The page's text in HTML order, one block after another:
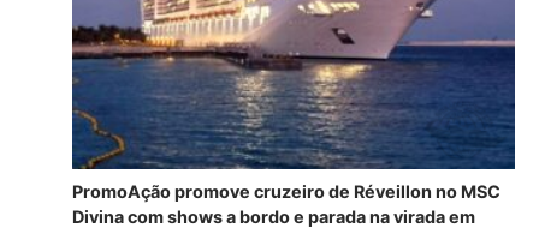
PromoAção promove cruzeiro de Réveillon no MSC
Divina com shows a bordo e parada na virada em